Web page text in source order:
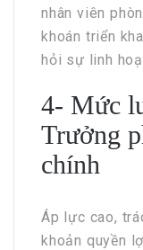
nhân viên
khoán triển
hỏi sự linh
4- Mức
Trưởng
chính
Áp lực cao,
khoản quyền